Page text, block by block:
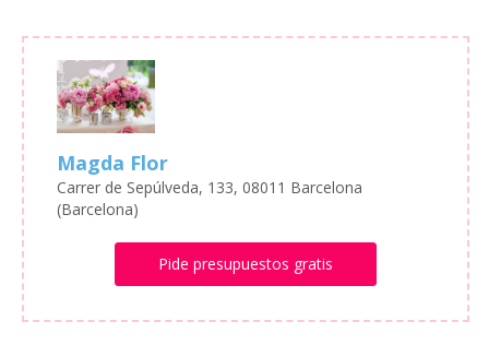
Magda Flor
Carrer de Sepúlveda, 133, 08011 Barcelona
(Barcelona)
Pide presupuestos gratis